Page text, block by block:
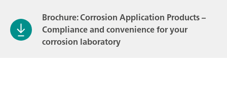
Brochure: Corrosion Application Products –
Compliance and convenience for your
corrosion laboratory